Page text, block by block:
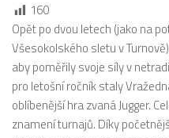
160
Opět po dvou letech (jako na
Všesokolského sletu v
aby poměřily svoje síly v
pro letošní ročník staly
oblíbenější hra zvaná Jugger.
znamení turnajů. Díky